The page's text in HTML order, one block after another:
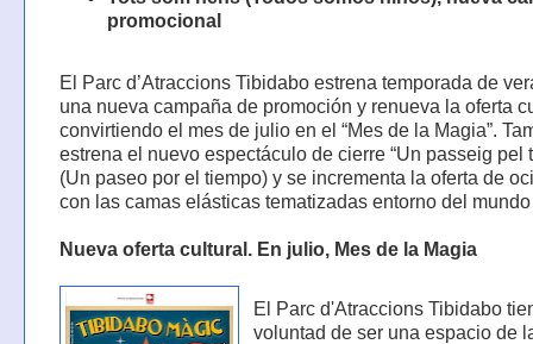
promocional
El Parc d’Atraccions Tibidabo estrena temporada de
una nueva campaña de promoción y renueva la oferta
convirtiendo el mes de julio en el “Mes de la Magia”.
estrena el nuevo espectáculo de cierre “Un passeig pel
(Un paseo por el tiempo) y se incrementa la oferta de
con las camas elásticas tematizadas entorno del
Nueva oferta cultural. En julio, Mes de la Magia
El Parc d'Atraccions Tibidabo
voluntad de ser una espacio de